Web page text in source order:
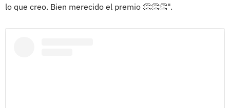
lo que creo. Bien merecido el premio 👏👏👏".